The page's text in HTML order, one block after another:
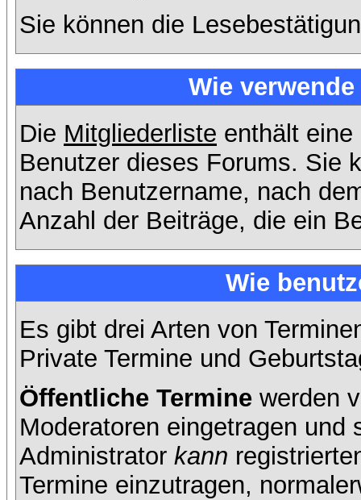
Sie können die
Wie
Die Mitgliederliste enthält
Benutzer dieses Forums. Sie
nach Benutzername, nach
Anzahl der Beiträge, die ein
Wie
Es gibt drei Arten von
Private Termine und
Öffentliche Termine werden
Moderatoren eingetragen und
Administrator kann
Termine einzutragen,